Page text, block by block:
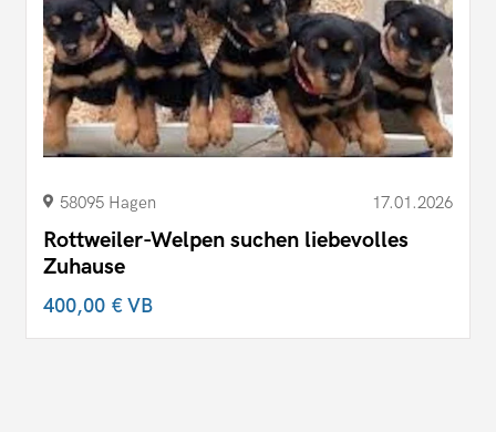
58095 Hagen 17.01.2026
Rottweiler-Welpen suchen liebevolles
Zuhause
400,00 €VB